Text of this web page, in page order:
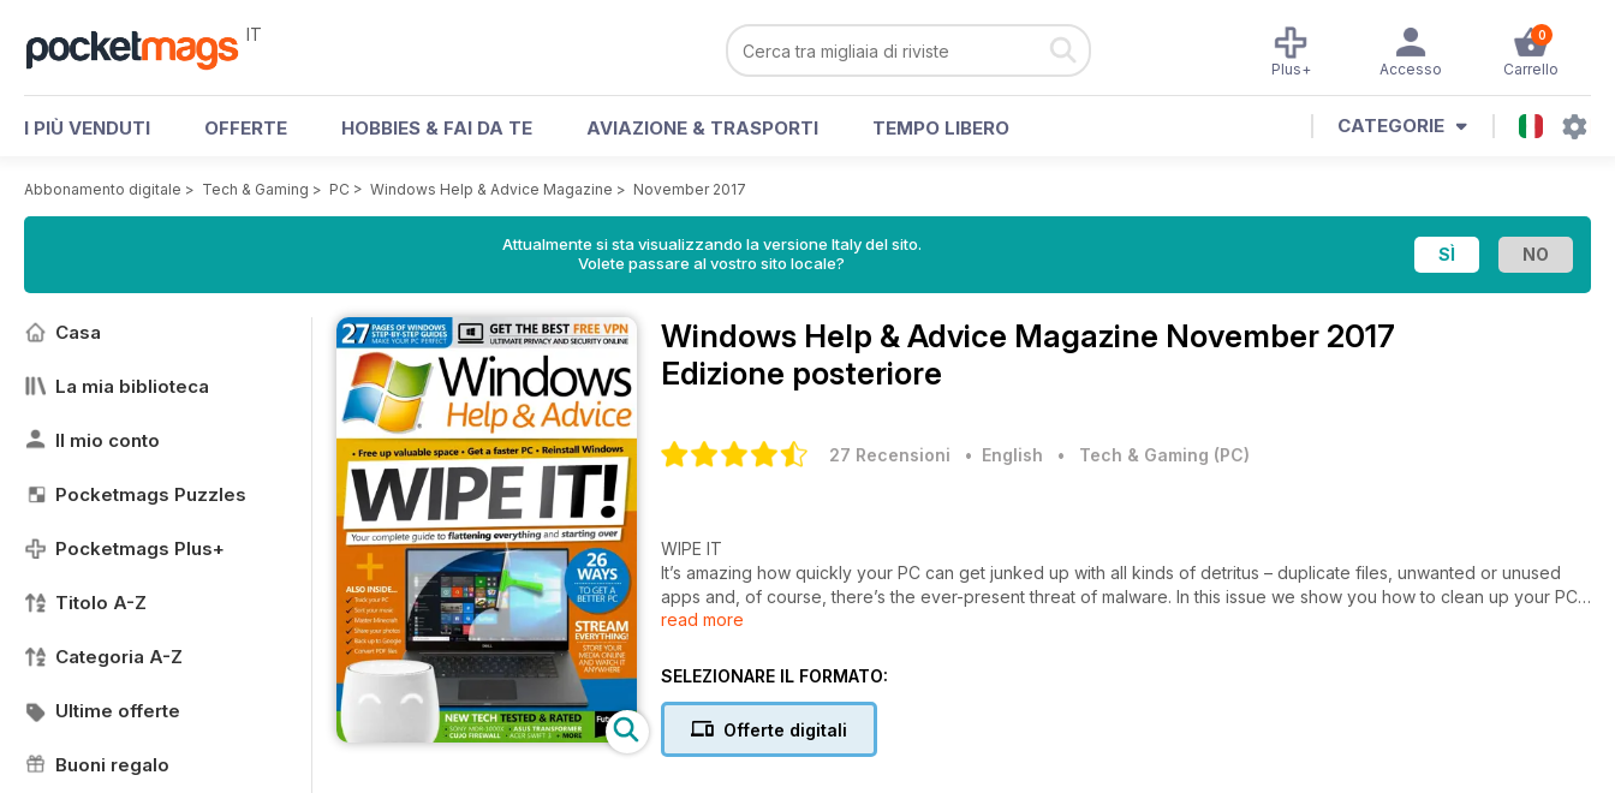
IT 0
Carrello
Accesso
Plus+
I PIÙ VENDUTI OFFERTE HOBBIES & FAI DA TE AVIAZIONE & TRASPORTI TEMPO LIBERO CATEGORIE
Abbonamento digitale > Tech & Gaming > PC > Windows Help & Advice Magazine > November 2017
Attualmente si sta visualizzando la versione Italy del sito.
Volete passare al vostro sito locale?
Casa
La mia biblioteca
Il mio conto
Pocketmags Puzzles
Pocketmags Plus+
Titolo A-Z
Categoria A-Z
Ultime offerte
Buoni regalo
Windows Help & Advice Magazine November 2017
Edizione posteriore
27 Recensioni • English • Tech & Gaming (PC)
WIPE IT
It’s amazing how quickly your PC can get junked up with all kinds of detritus – duplicate files, unwanted or unused
apps and, of course, there’s the ever-present threat of malware. In this issue we show you how to clean up your PC
by getting rid of viruses and ransomware; wipe potentially unwanted programs (PUPs) and save gigabytes of
clutter-free and safe in future – and show you how to reinstall Windows 10 from scratch, just in case you want to
read more
SELEZIONARE IL FORMATO:
Offerte digitali